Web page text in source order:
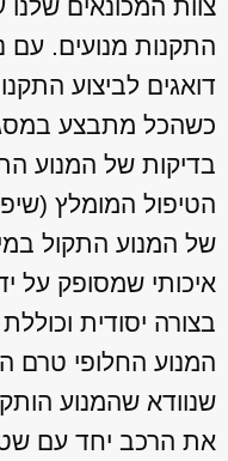
צוות המכונאים
התקנות מנועים. עם
דואגים לביצוע
כשהכל מתבצע
בדיקות של המנוע
הטיפול המומלץ
של המנוע התקול
איכותי שמסופק על
בצורה יסודית
המנוע החלופי טרם
שנוודא שהמנוע
את הרכב יחד עם